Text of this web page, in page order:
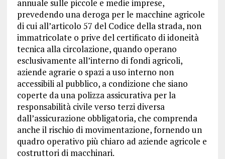
annuale sulle piccole e medie imprese,
prevedendo una deroga per le macchine agricole
di cui all’articolo 57 del Codice della strada, non
immatricolate o prive del certificato di idoneità
tecnica alla circolazione, quando operano
esclusivamente all’interno di fondi agricoli,
aziende agrarie o spazi a uso interno non
accessibili al pubblico, a condizione che siano
coperte da una polizza assicurativa per la
responsabilità civile verso terzi diversa
dall’assicurazione obbligatoria, che comprenda
anche il rischio di movimentazione, fornendo un
quadro operativo più chiaro ad aziende agricole e
costruttori di macchinari.